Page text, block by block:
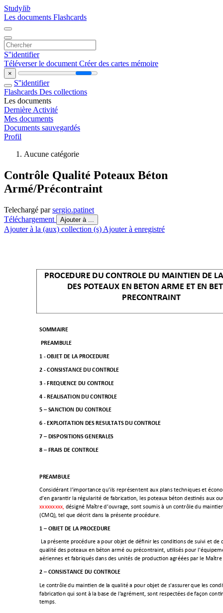
Studylib
Les documents Flashcards
S''identifier
Téléverser le document Créer des cartes mémoire
×
S''identifier
Flashcards Des collections
Les documents
Dernière Activité
Mes documents
Documents sauvegardés
Profil
Aucune catégorie
Contrôle Qualité Poteaux Béton
Armé/Précontraint
Telechargé parsergio.patinet
Téléchargement
Ajouter à ...
Ajouter à la (aux) collection (s) Ajouter à enregistré
PROCEDURE DU CONTROLE DU MAINTIEN DE
DES POTEAUX EN BETON ARME ET EN
PRECONTRAINT
SOMMAIRE
PREAMBULE
1 - OBJET DE LA PROCEDURE
2 - CONSISTANCE DU CONTROLE
3 - FREQUENCE DU CONTROLE
4 - REALISATION DU CONTROLE
5 – SANCTION DU CONTROLE
6 - EXPLOITATION DES RESULTATS DU CONTROLE
7 – DISPOSITIONS GENERALES
8 – FRAIS DE CONTROLE
PREAMBULE
Considérant l’importance qu’ils représentent aux plans techniques et éco
d’en garantir la régularité de fabrication, les poteaux béton destinés aux
xxxxxxxxx, désigné Maître d’ouvrage, sont soumis à un contrôle du
(CMQ), tel que décrit dans la présente procédure.
1 – OBJET DE LA PROCEDURE
La présente procédure a pour objet de définir les conditions de suivi et de
qualité des poteaux en béton armé ou précontraint, utilisés pour
aériennes et fabriqués dans des unités de production agréées par le Maître
2 – CONSISTANCE DU CONTROLE
Le contrôle du maintien de la qualité a pour objet de s'assurer que les
fabrication qui sont à la base de l'agrément, sont respectées de façon
temps.